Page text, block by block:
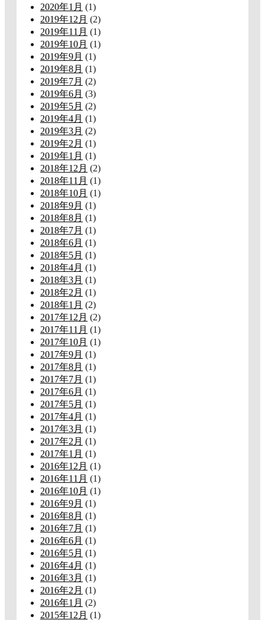
2020年1月 (1)
2019年12月 (2)
2019年11月 (1)
2019年10月 (1)
2019年9月 (1)
2019年8月 (1)
2019年7月 (2)
2019年6月 (3)
2019年5月 (2)
2019年4月 (1)
2019年3月 (2)
2019年2月 (1)
2019年1月 (1)
2018年12月 (2)
2018年11月 (1)
2018年10月 (1)
2018年9月 (1)
2018年8月 (1)
2018年7月 (1)
2018年6月 (1)
2018年5月 (1)
2018年4月 (1)
2018年3月 (1)
2018年2月 (1)
2018年1月 (2)
2017年12月 (2)
2017年11月 (1)
2017年10月 (1)
2017年9月 (1)
2017年8月 (1)
2017年7月 (1)
2017年6月 (1)
2017年5月 (1)
2017年4月 (1)
2017年3月 (1)
2017年2月 (1)
2017年1月 (1)
2016年12月 (1)
2016年11月 (1)
2016年10月 (1)
2016年9月 (1)
2016年8月 (1)
2016年7月 (1)
2016年6月 (1)
2016年5月 (1)
2016年4月 (1)
2016年3月 (1)
2016年2月 (1)
2016年1月 (2)
2015年12月 (1)